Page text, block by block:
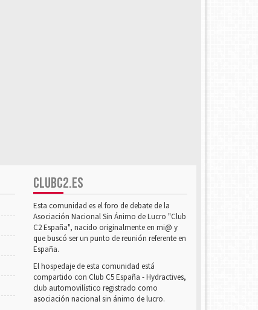
CLUBC2.ES
Esta comunidad es el foro de debate de la
Asociación Nacional Sin Ánimo de Lucro "Club
C2 España", nacido originalmente en mi@ y
que buscó ser un punto de reunión referente en
España.
El hospedaje de esta comunidad está
compartido con Club C5 España - Hydractives,
club automovilístico registrado como
asociación nacional sin ánimo de lucro.